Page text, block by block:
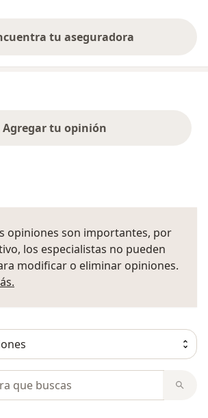
tu aseguradora
Agregar tu opinión
opiniones son importantes, por
los especialistas no pueden
modificar o eliminar opiniones.